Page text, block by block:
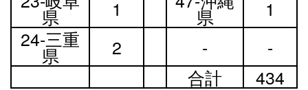
県 1 県
1
24-三重
県 2 -
-
合計
434